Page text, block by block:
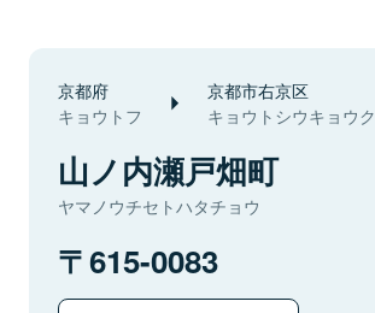
京都府
キョウトフ
京都市右京区
キョウトシウキョウク
山ノ内瀬戸畑町
ヤマノウチセトハタチョウ
615-0083